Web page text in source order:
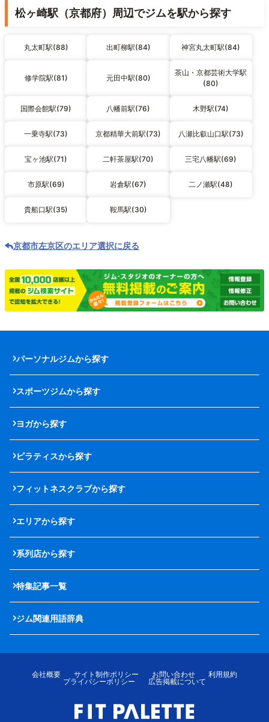
松ヶ崎駅（京都府）周辺でジムを駅から探す
丸太町駅(88) 出町柳駅(84) 神宮丸太町駅(84)
修学院駅(81) 元田中駅(80)
茶山・京都芸術大学駅
(80)
国際会館駅(79) 八幡前駅(76) 木野駅(74)
一乗寺駅(73) 京都精華大前駅(73) 八瀬比叡山口駅(73)
宝ヶ池駅(71) 二軒茶屋駅(70) 三宅八幡駅(69)
市原駅(69) 岩倉駅(67) 二ノ瀬駅(48)
貴船口駅(35) 鞍馬駅(30)
京都市左京区のエリア選択に戻る
パーソナルジムから探す
スポーツジムから探す
ヨガから探す
ピラティスから探す
フィットネスクラブから探す
エリアから探す
系列店から探す
特集記事一覧
ジム関連用語辞典
会社概要 サイト制作ポリシー お問い合わせ
利用規約
プライバシーポリシー
広告掲載について